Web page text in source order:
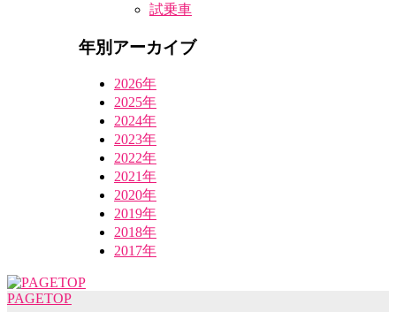
試乗車
年別アーカイブ
2026年
2025年
2024年
2023年
2022年
2021年
2020年
2019年
2018年
2017年
PAGETOP